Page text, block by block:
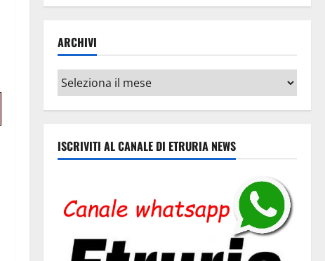
ARCHIVI
Archivi
ISCRIVITI AL CANALE DI ETRURIA NEWS